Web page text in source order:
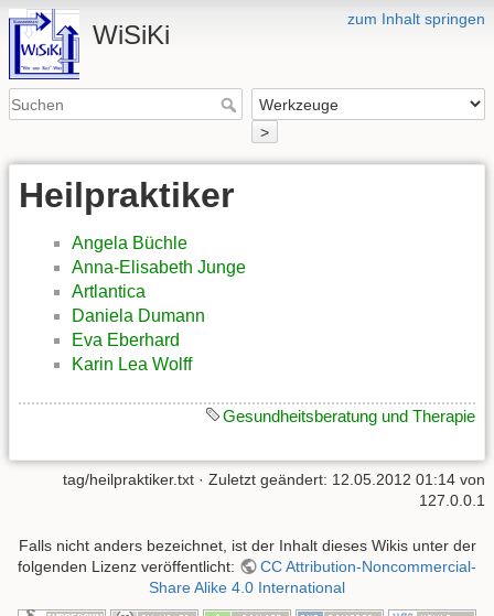
zum Inhalt springen
WiSiKi
>
Heilpraktiker
Angela Büchle
Anna-Elisabeth Junge
Artlantica
Daniela Dumann
Eva Eberhard
Karin Lea Wolff
Gesundheitsberatung und Therapie
tag/heilpraktiker.txt · Zuletzt geändert: 12.05.2012 01:14 von
127.0.0.1
Falls nicht anders bezeichnet, ist der Inhalt dieses Wikis unter der
folgenden Lizenz veröffentlicht:
CC Attribution-Noncommercial-
Share Alike 4.0 International